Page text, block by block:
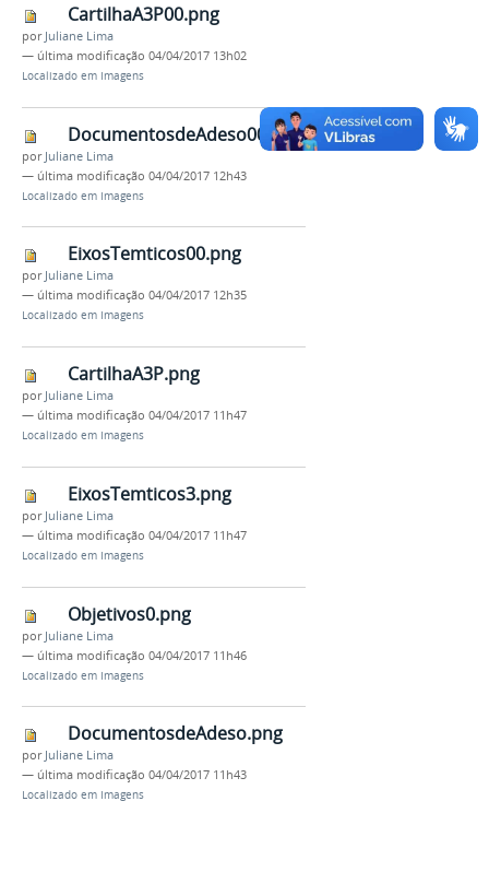
CartilhaA3P00.png
por Juliane Lima
— última modificação 04/04/2017 13h02
Localizado em Imagens
DocumentosdeAdeso00.png
por Juliane Lima
— última modificação 04/04/2017 12h43
Localizado em Imagens
EixosTemticos00.png
por Juliane Lima
— última modificação 04/04/2017 12h35
Localizado em Imagens
CartilhaA3P.png
por Juliane Lima
— última modificação 04/04/2017 11h47
Localizado em Imagens
EixosTemticos3.png
por Juliane Lima
— última modificação 04/04/2017 11h47
Localizado em Imagens
Objetivos0.png
por Juliane Lima
— última modificação 04/04/2017 11h46
Localizado em Imagens
DocumentosdeAdeso.png
por Juliane Lima
— última modificação 04/04/2017 11h43
Localizado em Imagens